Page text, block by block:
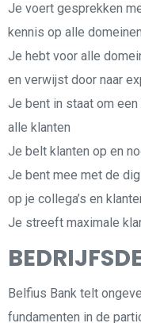
Je voert gesprekken
kennis op alle
Je hebt voor alle
en verwijst door naar
Je bent in staat om
alle klanten
Je belt klanten op en
Je bent mee met de
op je collega’s en
Je streeft maximale
Belfius Bank telt
fundamenten in de